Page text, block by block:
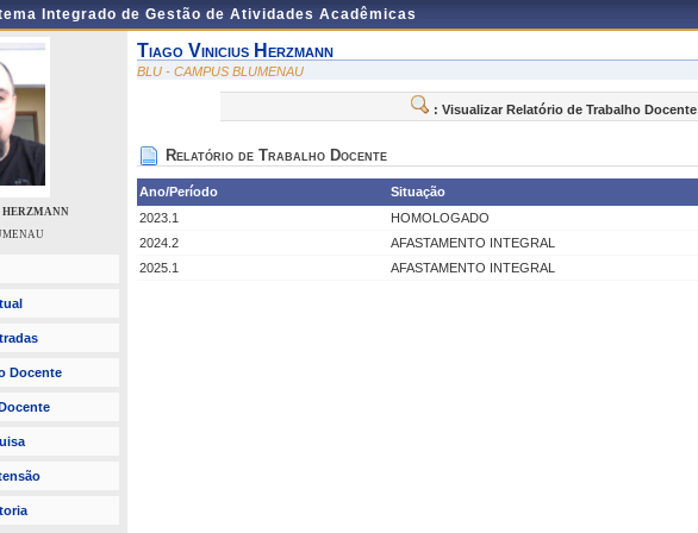
Integrado de Gestão de Atividades Acadêmicas
Docente
Tiago Vinicius Herzmann
BLU - CAMPUS BLUMENAU
: Visualizar Relatório de Trabalho Docente
Relatório de Trabalho Docente
Ano/Período
Situação
2023.1
HOMOLOGADO
2024.2
AFASTAMENTO INTEGRAL
2025.1
AFASTAMENTO INTEGRAL